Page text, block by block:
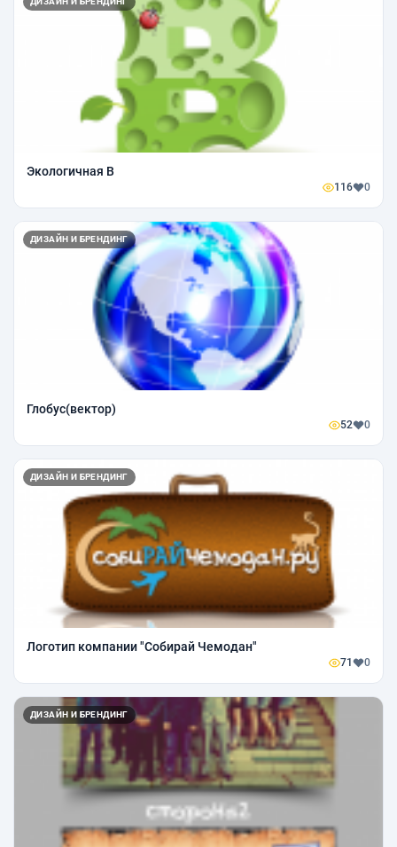
Экологичная В
116 0
ДИЗАЙН И БРЕНДИНГ
Глобус(вектор)
52 0
ДИЗАЙН И БРЕНДИНГ
Логотип компании "Собирай Чемодан"
71 0
ДИЗАЙН И БРЕНДИНГ